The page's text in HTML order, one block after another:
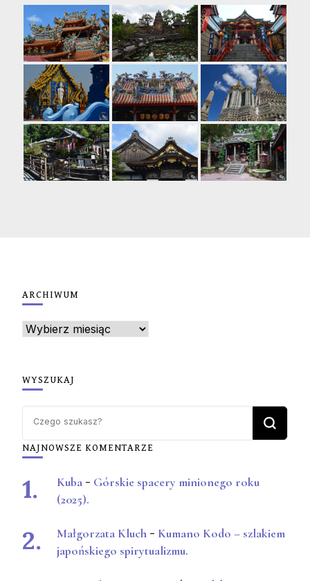
ARCHIWUM
Archiwum
WYSZUKAJ
NAJNOWSZE KOMENTARZE
Kuba - Górskie spacery minionego roku
(2025).
Małgorzata Kluch - Kumano Kodo – szlakiem
japońskiego spirytualizmu.